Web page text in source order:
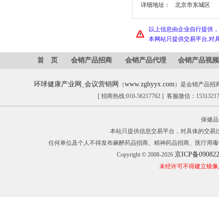
详细地址：
北京市东城区
以上信息由企业自行提供
本网站只提供交易平台,对
首 页 会销产品招商 会销产品代理 会销产品视频
环球健康产业网 会议营销网 （www.zghyyx.com）是会销产品招
[ 招商热线:010-56217762 ] 客服微信：
保健
本站只提供信息交易平台，对具体的交
任何单位及个人不得发布麻醉药品招商、精神药品招商、医疗用
Copyright © 2008-2026 京ICP备
未经许可不得建立镜